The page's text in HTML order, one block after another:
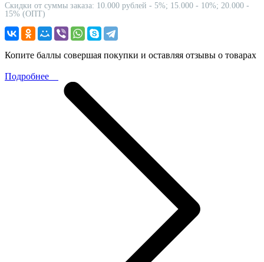
Скидки от суммы заказа: 10.000 рублей - 5%; 15.000 - 10%; 20.000 -
15% (ОПТ)
Копите баллы совершая покупки и оставляя отзывы о товарах
Подробнее